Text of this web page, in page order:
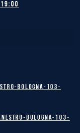
Bologna-103-
Bologna-103-